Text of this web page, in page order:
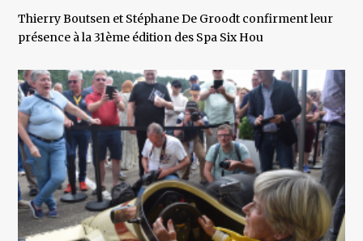
Thierry Boutsen et Stéphane De Groodt confirment leur
présence à la 31ème édition des Spa Six Hou